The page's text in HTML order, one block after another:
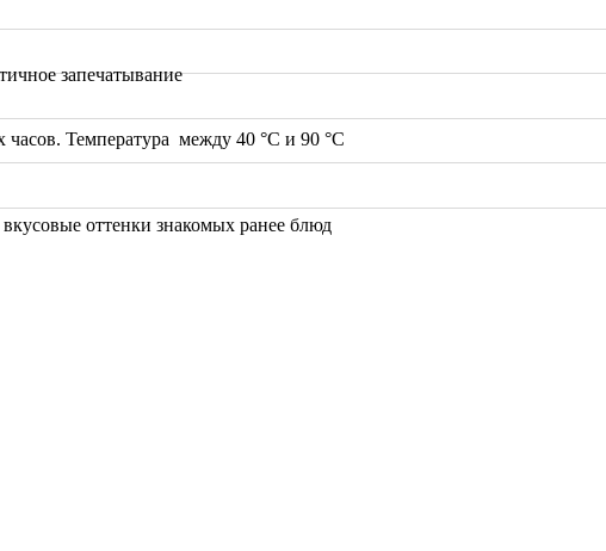
запечатывание
часов. Температура между 40 °C и 90 °C
оттенки знакомых ранее блюд